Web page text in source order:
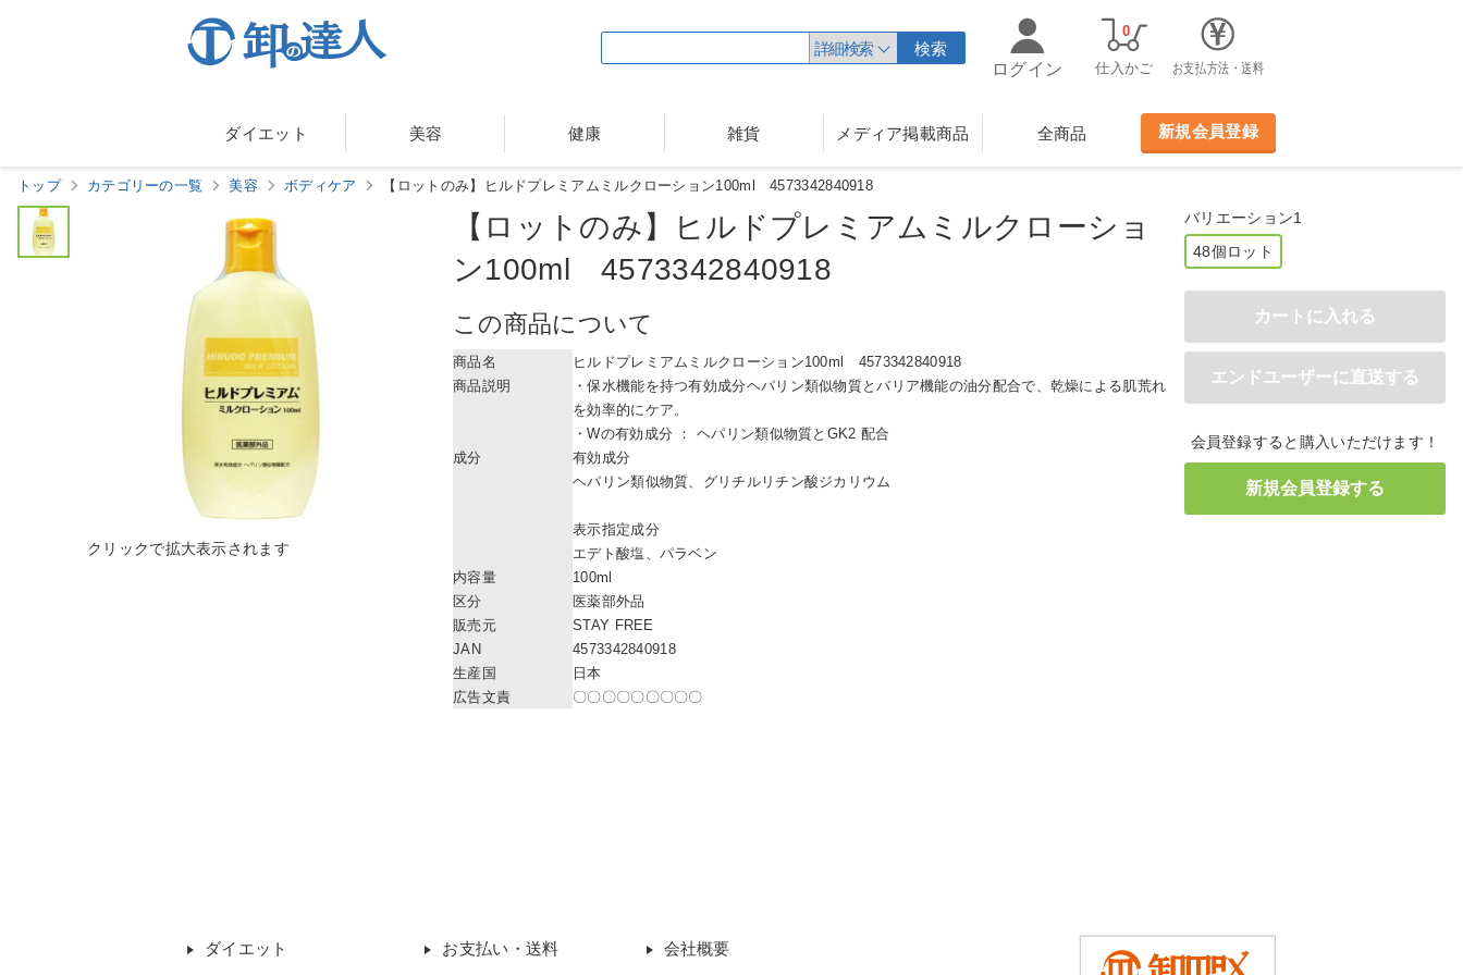
詳細検索
検索
ログイン
仕入かご
0
お支払方法・送料
ダイエット 美容 健康 雑貨 メディア掲載商品 全商品 新規会員登録
トップ カテゴリーの一覧 美容 ボディケア 【ロットのみ】ヒルドプレミアムミルクローション100ml 4573342840918
バリエーション1
48個ロット
会員登録すると購入いただけます！
【ロットのみ】ヒルドプレミアムミ ルクローショ
ン100ml 4573342840918
この商品について
商品名
ヒルドプレミアムミルクローション100ml 4573342840918
商品説明
・保水機能を持つ有効成分ヘパリン類似物質とバリア機能の油分配合で、乾燥による肌荒れ
を効率的にケア。
・Wの有効成分 ： ヘパリン類似物質とGK2 配合
成分
有効成分
ヘパリン類似物質、グリチルリチン酸ジカリウム
表示指定成分
エデト酸塩、パラベン
内容量
100ml
区分
医薬部外品
販売元
STAY FREE
JAN
4573342840918
生産国
日本
広告文責
〇〇〇〇〇〇〇〇〇
ダイエット お支払い・送料 会社概要